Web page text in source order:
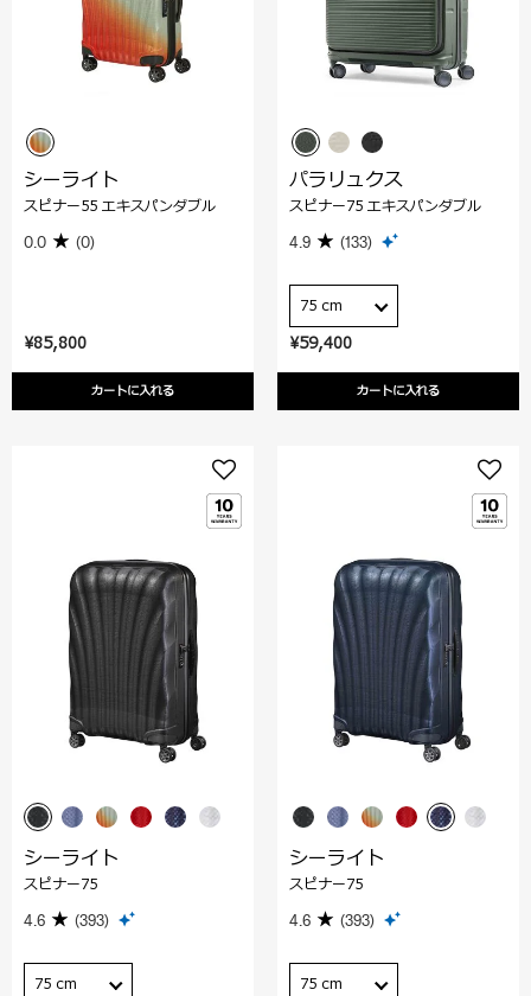
¥85,800
カートに入れる
シーライト
スピナー55 エキスパンダブル
0.0 (0)
¥59,400
カートに入れる
パラリュクス
スピナー75 エキスパンダブル
4.9 (133)
75 cm
シーライト
スピナー75
4.6 (393)
75 cm
シーライト
スピナー75
4.6 (393)
75 cm